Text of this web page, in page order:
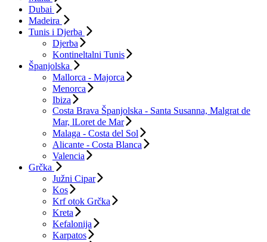
Dubai
Madeira
Tunis i Djerba
Djerba
Kontineltalni Tunis
Španjolska
Mallorca - Majorca
Menorca
Ibiza
Costa Brava Španjolska - Santa Susanna, Malgrat de
Mar, lLoret de Mar
Malaga - Costa del Sol
Alicante - Costa Blanca
Valencia
Grčka
Južni Cipar
Kos
Krf otok Grčka
Kreta
Kefalonija
Karpatos